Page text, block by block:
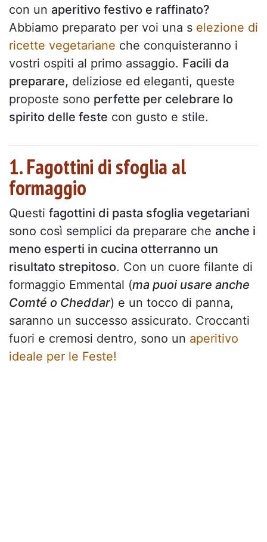
con un aperitivo festivo e raffinato?
Abbiamo preparato per voi una s elezione di
ricette vegetariane che conquisteranno i
vostri ospiti al primo assaggio. Facili da
preparare, deliziose ed eleganti, queste
proposte sono perfette per celebrare lo
spirito delle feste con gusto e stile.
1. Fagottini di sfoglia al
formaggio
Questi fagottini di pasta sfoglia vegetariani
sono così semplici da preparare che anche i
meno esperti in cucina otterranno un
risultato strepitoso. Con un cuore filante di
formaggio Emmental (ma puoi usare anche
Comté o Cheddar) e un tocco di panna,
saranno un successo assicurato. Croccanti
fuori e cremosi dentro, sono un aperitivo
ideale per le Feste!